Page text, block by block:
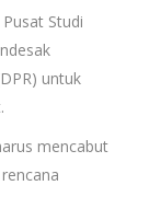
Studi
untuk
mencabut